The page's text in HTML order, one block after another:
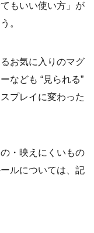
もいい使い方」が
。
お気に入りのマグ
なども “見られる”
プレイに変わった
・映えにくいもの
ルについては、記